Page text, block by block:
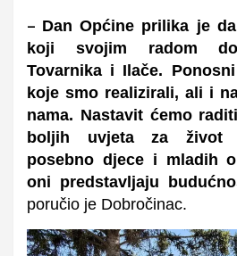
– Dan Općine prilika je
koji svojim radom
Tovarnika i Ilače.
koje smo realizirali, ali i
nama. Nastavit ćemo
boljih uvjeta za život
posebno djece i mladih
oni predstavljaju
poručio je Dobročinac.